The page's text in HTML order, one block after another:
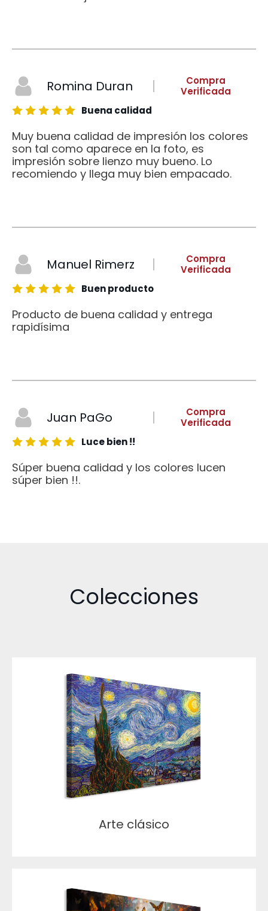
Romina Duran
Compra
Verificada
Buena calidad
Muy buena calidad de impresión los colores
son tal como aparece en la foto, es
impresión sobre lienzo muy bueno. Lo
recomiendo y llega muy bien empacado.
Manuel Rimerz
Compra
Verificada
Buen producto
Producto de buena calidad y entrega
rapidísima
Juan PaGo
Compra
Verificada
Luce bien !!
Súper buena calidad y los colores lucen
súper bien !!.
Colecciones
Arte clásico